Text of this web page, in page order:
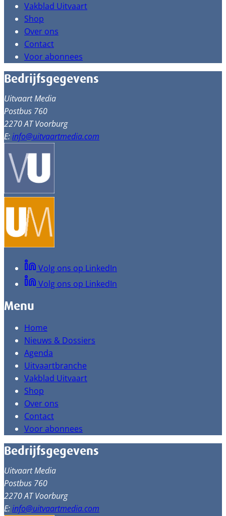
Vakblad Uitvaart
Shop
Over ons
Contact
Voor abonnees
Bedrijfsgegevens
Uitvaart Media
Postbus 760
2270 AT Voorburg
E:info@uitvaartmedia.com
Volg ons op LinkedIn
Volg ons op LinkedIn
Menu
Home
Nieuws & Dossiers
Agenda
Uitvaartbranche
Vakblad Uitvaart
Shop
Over ons
Contact
Voor abonnees
Bedrijfsgegevens
Uitvaart Media
Postbus 760
2270 AT Voorburg
E:info@uitvaartmedia.com